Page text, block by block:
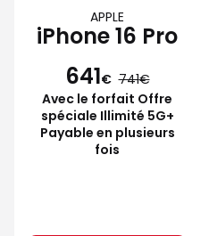
APPLE
iPhone 16 Pro
641€ 741
Avec le forfait Offre
spéciale Illimité 5G+
Payable en plusieurs
fois